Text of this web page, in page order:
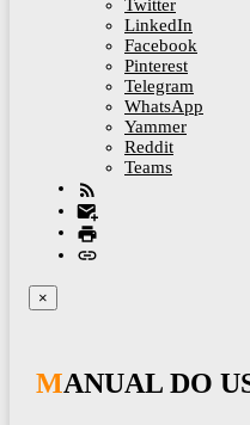
Twitter
LinkedIn
Facebook
Pinterest
Telegram
WhatsApp
Yammer
Reddit
Teams
×
MANUAL DO